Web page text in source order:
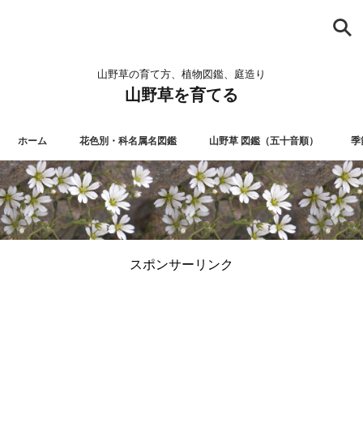
山野草の育て方、植物図鑑、庭造り
山野草を育てる
ホーム 花色別・科名属名図鑑 山野草 図鑑（五十音順） 季
スポンサーリンク